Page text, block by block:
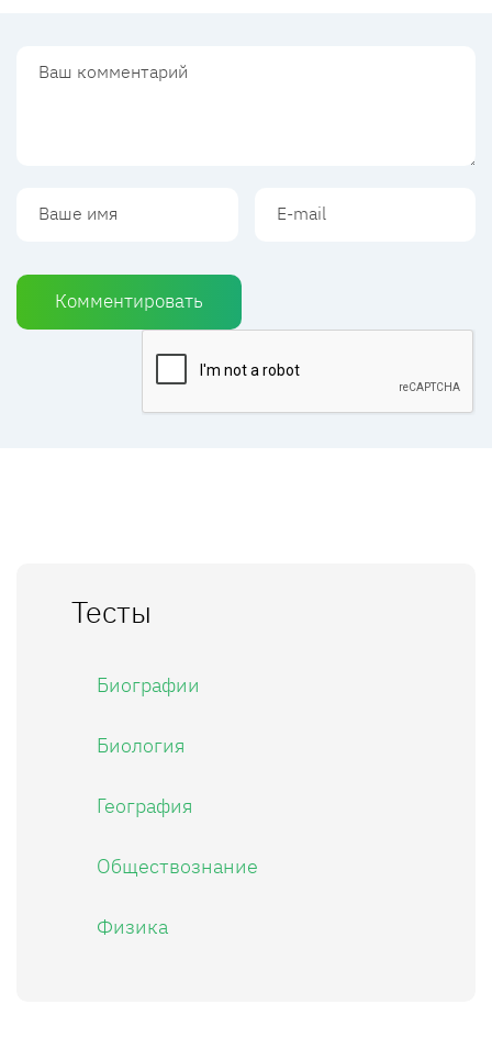
Комментировать
Тесты
Биографии
Биология
География
Обществознание
Физика